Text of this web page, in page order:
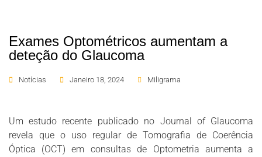
Exames Optométricos aumentam a
deteção do Glaucoma
Notícias Janeiro 18, 2024 Miligrama
Um estudo recente publicado no Journal of Glaucoma
revela que o uso regular de Tomografia de Coerência
Óptica (OCT) em consultas de Optometria aumenta a